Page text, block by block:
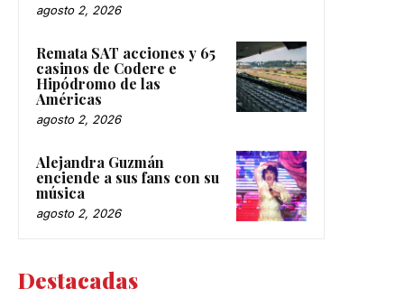
agosto 2, 2026
Remata SAT acciones y 65
casinos de Codere e
Hipódromo de las
Américas
agosto 2, 2026
Alejandra Guzmán
enciende a sus fans con su
música
agosto 2, 2026
Destacadas